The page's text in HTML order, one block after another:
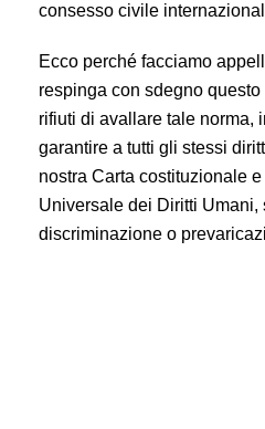
consesso civile
Ecco perché facciamo
respinga con sdegno
rifiuti di avallare tale norma,
garantire a tutti gli stessi
nostra Carta costituzionale
Universale dei Diritti Umani,
discriminazione o